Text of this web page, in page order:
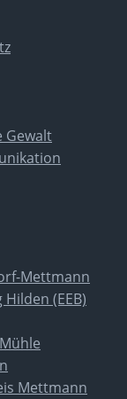
Gewalt
Mettmann
(EEB)
Mettmann